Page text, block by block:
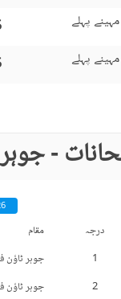
-
درجہ مقام
1
جوہر ٹاؤن
2
جوہر ٹاؤن